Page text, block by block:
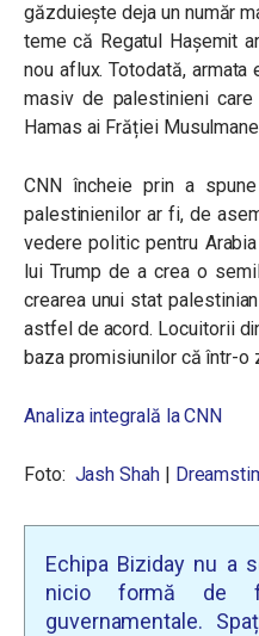
găzduiește deja un număr
teme că Regatul Hașemit
nou aflux. Totodată,
masiv de palestinieni
Hamas ai Frăției
CNN încheie prin a
palestinienilor ar fi, de
vedere politic pentru
lui Trump de a crea o
crearea unui stat
astfel de acord. Locuitorii
baza promisiunilor că într-o
Analiza integrală la CNN
Foto: Jash Shah|
Echipa Biziday nu a
nicio formă de
guvernamentale.